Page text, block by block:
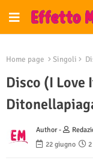
Home page Singoli
Disco (I
Author -
22 giugno